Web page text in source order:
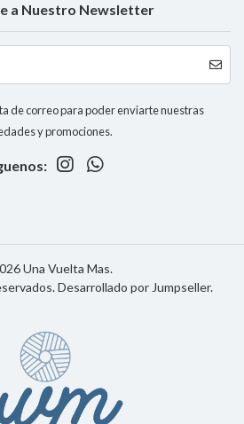
a Nuestro Newsletter
de correo para poder enviarte nuestras
y promociones.
Una Vuelta Mas.
Desarrollado por Jumpseller.